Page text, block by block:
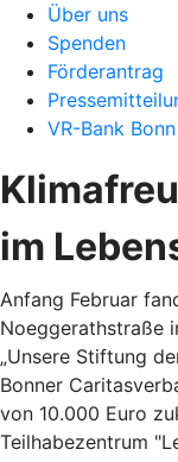
Über uns
Spenden
Förderantrag
VR-Bank
im
Anfang Februar
Noeggerathstraße
„Unsere Stiftung
Bonner
von 10.000 Euro
Teilhabezentrum